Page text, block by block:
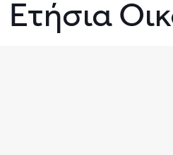
Ετήσια